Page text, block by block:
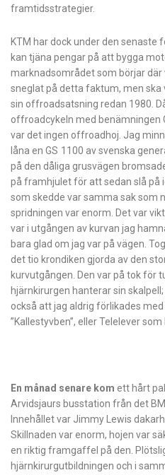
framtidsstrategier.
KTM har dock under den
kan tjäna pengar på att bygga
marknadsområdet som börjar där
sneglat på detta faktum, men ska
sin offroadsatsning redan 1980.
offroadcykeln med benämningen
var det ingen offroadhoj. Jag
låna en GS 1100 av svenska
på den dåliga grusvägen
på framhjulet för att sedan slå på
som skedde var samma sak som
spridningen var enorm. Det var
var i utgången av kurvan jag
bara glad om jag var på vägen.
det tio krondiken gjorda av den
kurvutgången. Den var på tok för
hjärnkirurgen hanterar sin
också att jag aldrig förlikades
”Kallestyvben”, eller Telelever
En månad senare kom ett hårt
Arvidsjaurs busstation från det
Innehållet var Jimmy Lewis
Skillnaden var enorm, hojen var
en riktig framgaffel på den.
hjärnkirurgutbildningen och i